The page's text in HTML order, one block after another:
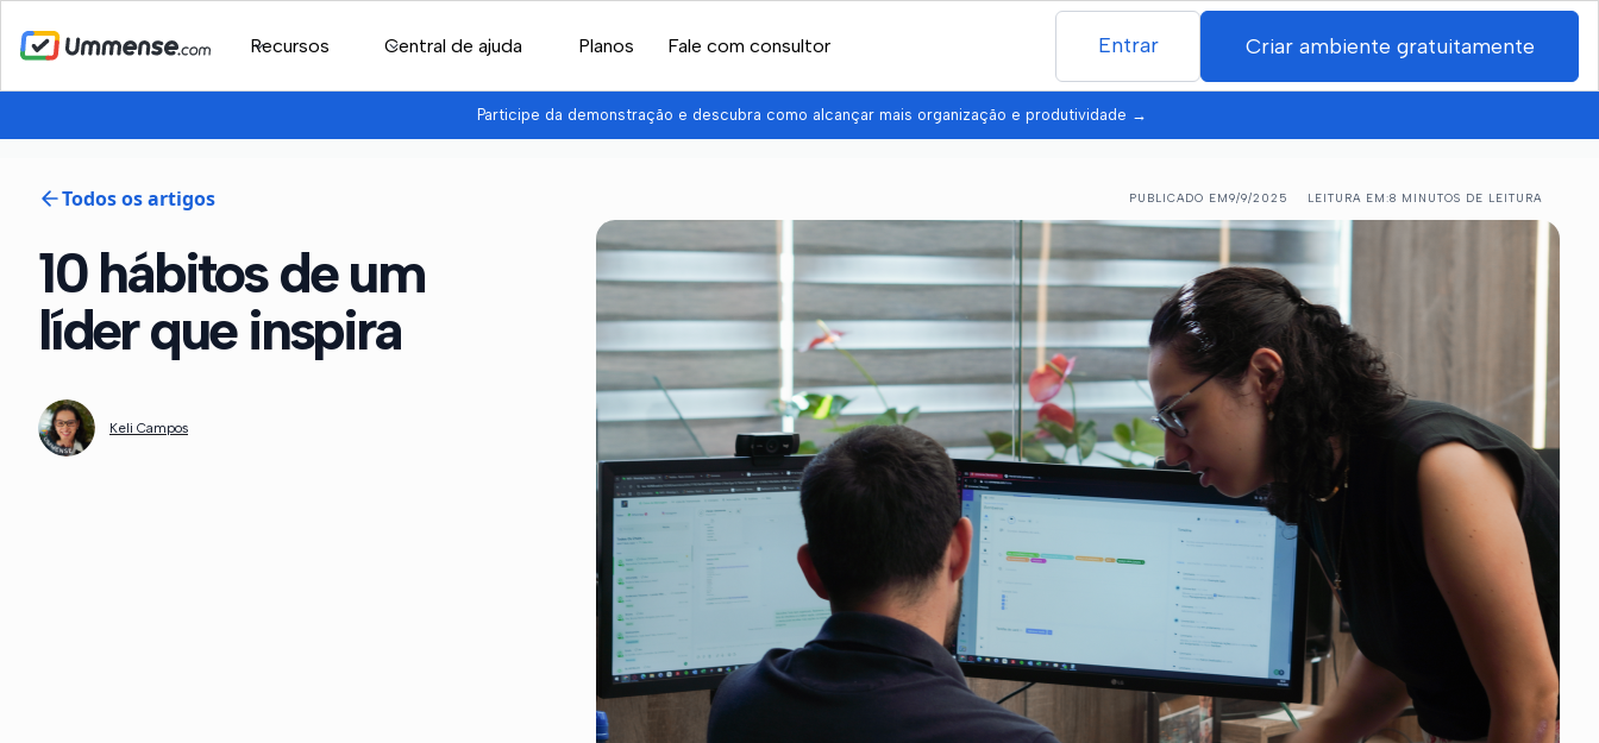
Recursos Central de ajuda Planos Fale com consultor Entrar Criar ambiente gratuitamente
Participe da demonstração e descubra como alcançar mais organização e produtividade →
Todos os artigos PUBLICADO EM9/9/2025 LEITURA EM:8 MINUTOS DE LEITURA
10 hábitos de um
líder que inspira
Keli Campos